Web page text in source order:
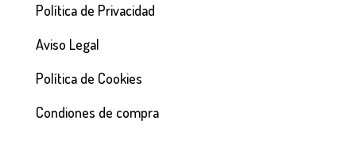
Política de Privacidad
Aviso Legal
Política de Cookies
Condiones de compra